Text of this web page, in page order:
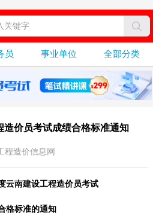
员 事业单位 全部分类
造价员考试成绩合格标准通知
程造价信息网
云南建设工程造价员考试
格标准的通知